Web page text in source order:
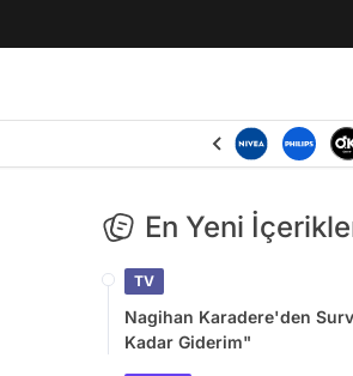
En Yeni
TV
Nagihan Karadere'den
Kadar Giderim"